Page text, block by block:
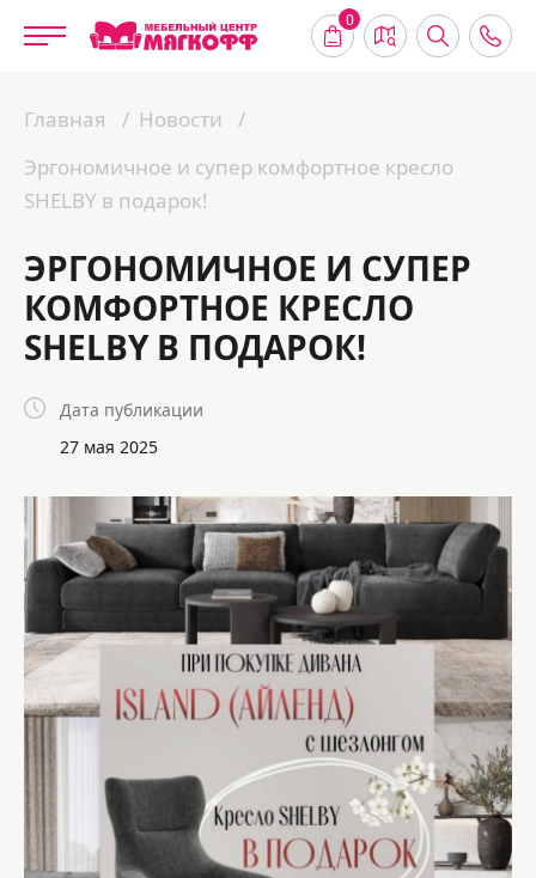
0
Главная
Новости
Эргономичное и супер комфортное кресло
SHELBY в подарок!
ЭРГОНОМИЧНОЕ И СУПЕР
КОМФОРТНОЕ КРЕСЛО
SHELBY В ПОДАРОК!
Дата публикации
27 мая 2025